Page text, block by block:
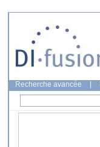
Recherche avancée